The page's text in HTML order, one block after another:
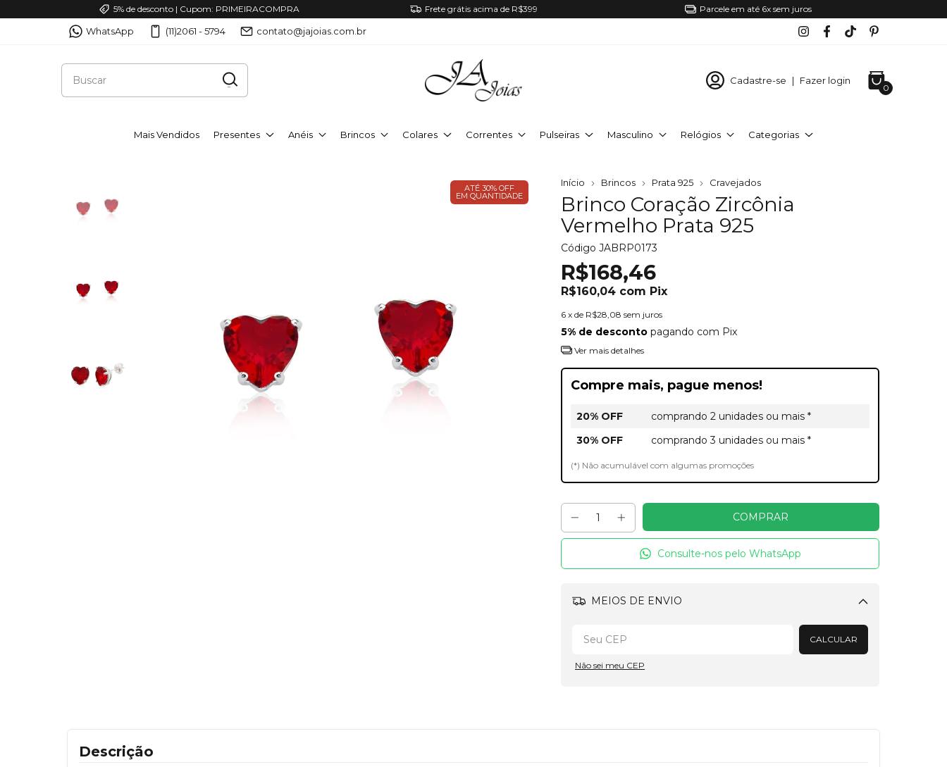
5% de desconto | Cupom: PRIMEIRACOMPRA Frete grátis acima de R$399 Parcele em até 6x sem juros
WhatsApp (11)2061 - 5794 contato@jajoias.com.br
Cadastre-se | Fazer login
0
Mais Vendidos Presentes Anéis Brincos Colares Correntes Pulseiras Masculino Relógios Categorias
ATÉ 30% OFF
EM QUANTIDADE
Início Brincos Prata 925 Cravejados
Brinco Coração Zircônia
Vermelho Prata 925
Código JABRP0173
R$168,46
R$160,04 com Pix
6 x de R$28,08 sem juros
5% de desconto pagando com Pix
Ver mais detalhes
Compre mais, pague menos!
20% OFF
comprando 2 unidades ou mais *
30% OFF
comprando 3 unidades ou mais *
(*) Não acumulável com algumas promoções
Consulte-nos pelo WhatsApp
MEIOS DE ENVIO
Alterar CEP
CALCULAR
Não sei meu CEP
Descrição